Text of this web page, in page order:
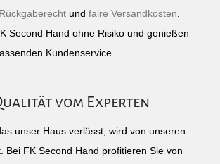
Rückgaberecht und faire Versandkosten
Second Hand ohne Risiko und genießen
Kundenservice.
vom Experten
unser Haus verlässt, wird von unseren
Bei FK Second Hand profitieren Sie von